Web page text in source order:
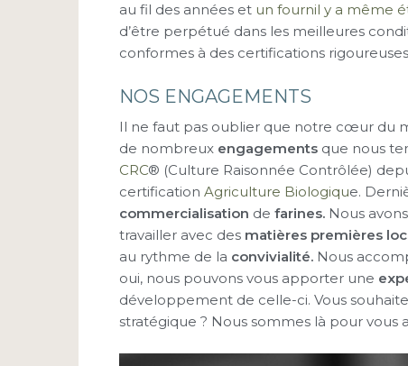
au fil des années et un fournil y a même
d’être perpétué dans les meilleures
conformes à des certifications rigoureuses
NOS ENGAGEMENTS
Il ne faut pas oublier que notre cœur du
de nombreux engagements que nous
CRC® (Culture Raisonnée Contrôlée)
certification Agriculture Biologique.
commercialisation de farines. Nous
travailler avec des matières premières
au rythme de la convivialité. Nous
oui, nous pouvons vous apporter une
développement de celle-ci. Vous
stratégique ? Nous sommes là pour vous